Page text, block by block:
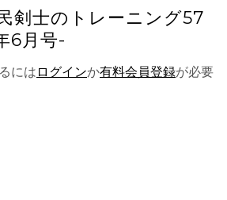
剣士のトレーニング57
6月号-
には ログインか有料会員登録が必要